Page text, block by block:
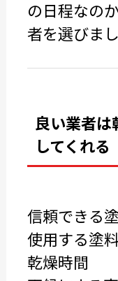
の日程なの
者を選びまし
良い業者は
してくれる
信頼できる
使用する塗
乾燥時間